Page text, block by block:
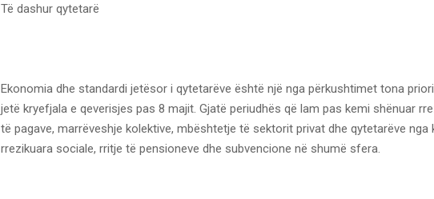
Të dashur qytetarë
Ekonomia dhe standardi jetësor i qytetarëve është një nga përkushtimet tona
jetë kryefjala e qeverisjes pas 8 majit. Gjatë periudhës që lam pas kemi shënuar
të pagave, marrëveshje kolektive, mbështetje të sektorit privat dhe qytetarëve nga
rrezikuara sociale, rritje të pensioneve dhe subvencione në shumë sfera.